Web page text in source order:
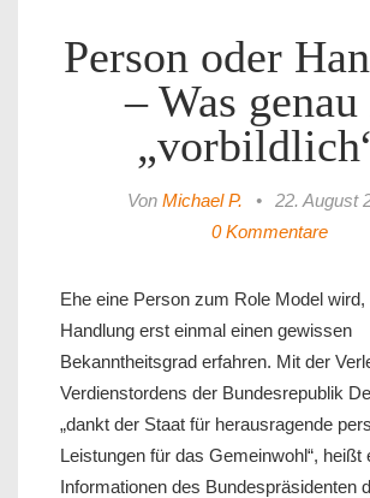
Person oder
– Was
Von Michael P. • 22. August
0 Kommentare
Ehe eine Person zum Role Model
Handlung erst einmal einen gewissen
Bekanntheitsgrad erfahren. Mit der
Verdienstordens der Bundesrepublik
„dankt der Staat für herausragende
Leistungen für das Gemeinwohl“, heißt
Informationen des Bundespräsidenten